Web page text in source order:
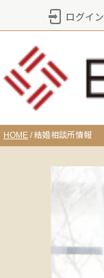
ログイン
HOME /結婚相談所情報